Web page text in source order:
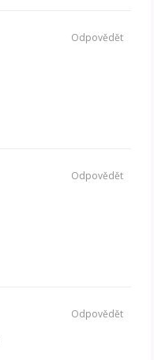
Odpovědět
Odpovědět
Odpovědět